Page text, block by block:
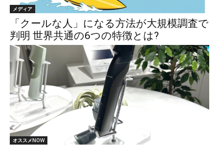
メディア
「クールな人」になる方法が大規模調査で
判明 世界共通の6つの特徴とは?
オススメNOW